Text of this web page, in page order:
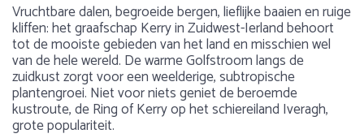
Vruchtbare dalen, begroeide bergen, lieflijke baaien en ruige
kliffen: het graafschap Kerry in Zuidwest-Ierland behoort
tot de mooiste gebieden van het land en misschien wel
van de hele wereld. De warme Golfstroom langs de
zuidkust zorgt voor een weelderige, subtropische
plantengroei. Niet voor niets geniet de beroemde
kustroute, de Ring of Kerry op het schiereiland Iveragh,
grote populariteit.